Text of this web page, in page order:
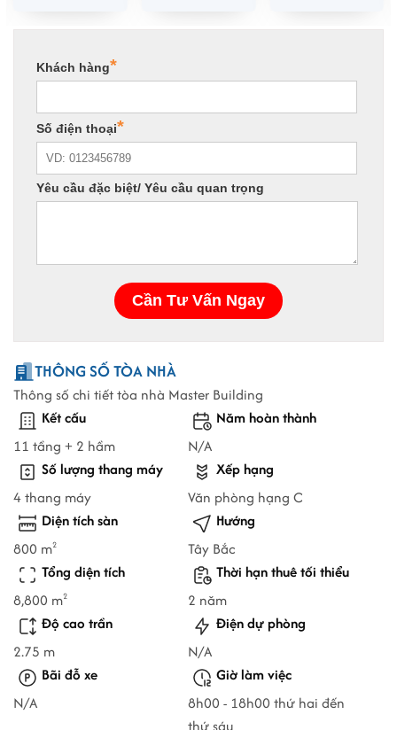
THÔNG SỐ TÒA NHÀ
Thông số chi tiết tòa nhà Master Building
Kết cấu
11 tầng + 2 hầm
Năm hoàn thành
N/A
Số lượng thang máy
4 thang máy
Xếp hạng
Văn phòng hạng C
Diện tích sàn
800 m2
Hướng
Tây Bắc
Tổng diện tích
8,800 m2
Thời hạn thuê tối thiểu
2 năm
Độ cao trần
2.75 m
Điện dự phòng
N/A
Bãi đỗ xe
N/A
Giờ làm việc
8h00 - 18h00 thứ hai đến